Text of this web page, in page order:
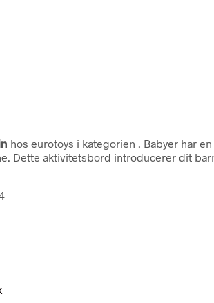
hos eurotoys i kategorien
. Babyer har
Dette aktivitetsbord introducerer dit